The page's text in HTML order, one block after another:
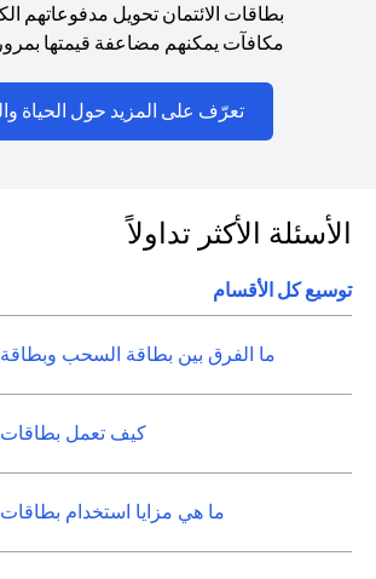
بطاقات الائتمان تحويل مدفوعاتهم
مكافآت يمكنهم مضاعفة قيمتها
تعرّف على المزيد حول الحياة
الأسئلة الأكثر تداولاً
توسيع كل الأقسام
ما الفرق بين بطاقة السحب وبطاقة
كيف تعمل بطاقات
ما هي مزايا استخدام بطاقات